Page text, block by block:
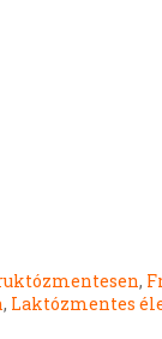
,
, Laktózmentes